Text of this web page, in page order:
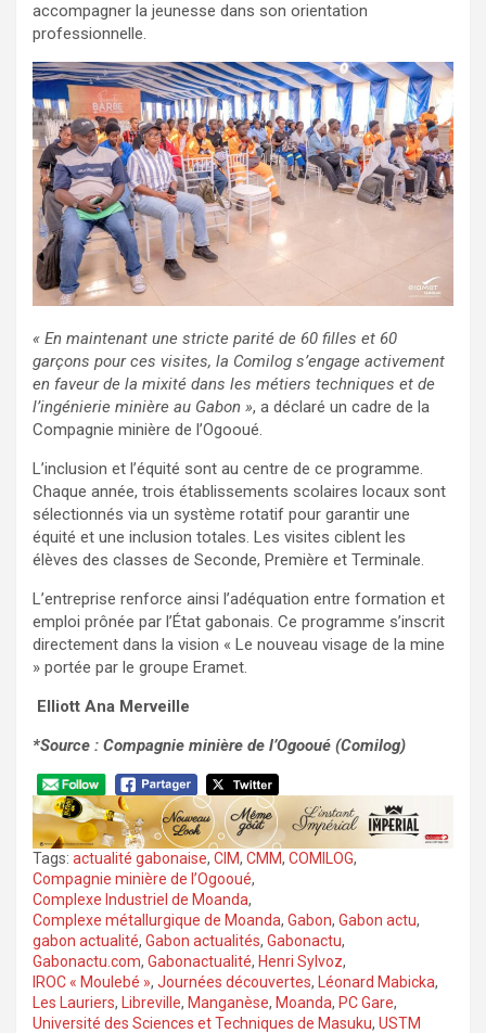
accompagner la jeunesse dans son orientation
professionnelle.
« En maintenant une stricte parité de 60 filles et 60
garçons pour ces visites, la Comilog s’engage activement
en faveur de la mixité dans les métiers techniques et de
l’ingénierie minière au Gabon », a déclaré un cadre de la
Compagnie minière de l’Ogooué.
L’inclusion et l’équité sont au centre de ce programme.
Chaque année, trois établissements scolaires locaux sont
sélectionnés via un système rotatif pour garantir une
équité et une inclusion totales. Les visites ciblent les
élèves des classes de Seconde, Première et Terminale.
L’entreprise renforce ainsi l’adéquation entre formation et
emploi prônée par l’État gabonais. Ce programme s’inscrit
directement dans la vision « Le nouveau visage de la mine
» portée par le groupe Eramet.
Elliott Ana Merveille
*Source : Compagnie minière de l’Ogooué (Comilog)
Tags: actualité gabonaise, CIM, CMM, COMILOG,
Compagnie minière de l’Ogooué,
Complexe Industriel de Moanda,
Complexe métallurgique de Moanda, Gabon, Gabon actu,
gabon actualité, Gabon actualités, Gabonactu,
Gabonactu.com, Gabonactualité, Henri Sylvoz,
IROC « Moulebé », Journées découvertes, Léonard Mabicka,
Les Lauriers, Libreville, Manganèse, Moanda, PC Gare,
Université des Sciences et Techniques de Masuku, USTM